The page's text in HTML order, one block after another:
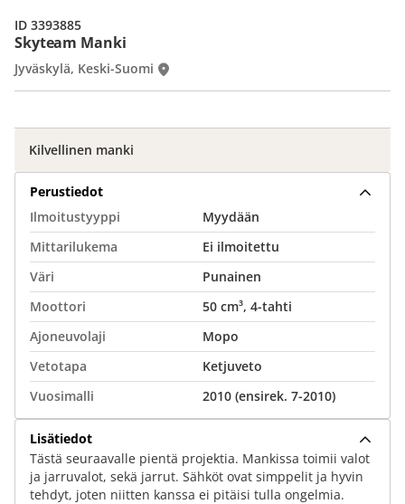
Skyteam Manki
Jyväskylä, Keski-Suomi
ID 3393885
Kilvellinen manki
Perustiedot
Ilmoitustyyppi
Myydään
Mittarilukema
Ei ilmoitettu
Väri
Punainen
Moottori
50 cm³, 4-tahti
Ajoneuvolaji
Mopo
Vetotapa
Ketjuveto
Vuosimalli
2010 (ensirek. 7-2010)
Lisätiedot
Tästä seuraavalle pientä projektia. Mankissa toimii valot
ja jarruvalot, sekä jarrut. Sähköt ovat simppelit ja hyvin
tehdyt, joten niitten kanssa ei pitäisi tulla ongelmia.